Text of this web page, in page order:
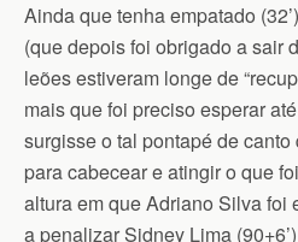
Ainda que tenha empatado
(que depois foi obrigado a sair
leões estiveram longe de
mais que foi preciso esperar
surgisse o tal pontapé de
para cabecear e atingir o que
altura em que Adriano Silva foi
a penalizar Sidney Lima